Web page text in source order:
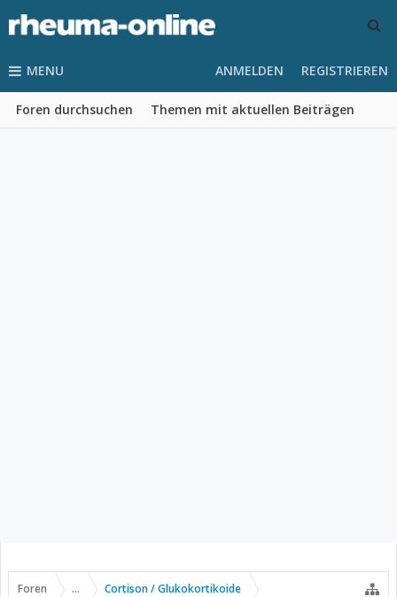
MENU
Foren durchsuchen Themen mit aktuellen Beiträgen
ANMELDEN REGISTRIEREN
Foren ... Cortison / Glukokortikoide